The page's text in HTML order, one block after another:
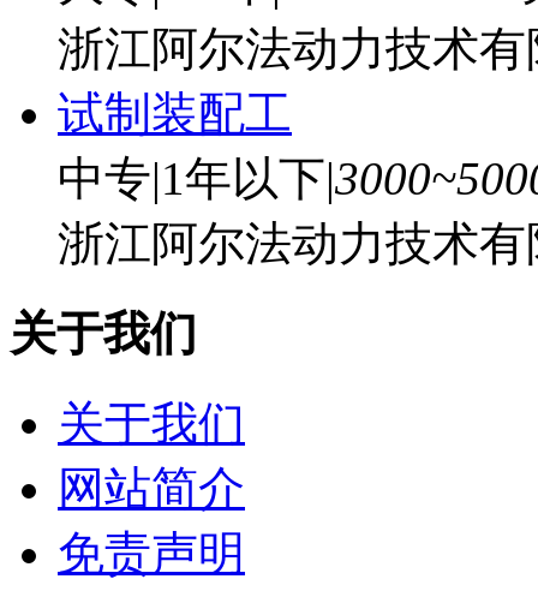
浙江阿尔法动力技术
试制装配工
中专|1年以下|
浙江阿尔法动力技术
关于我们
关于我们
网站简介
免责声明